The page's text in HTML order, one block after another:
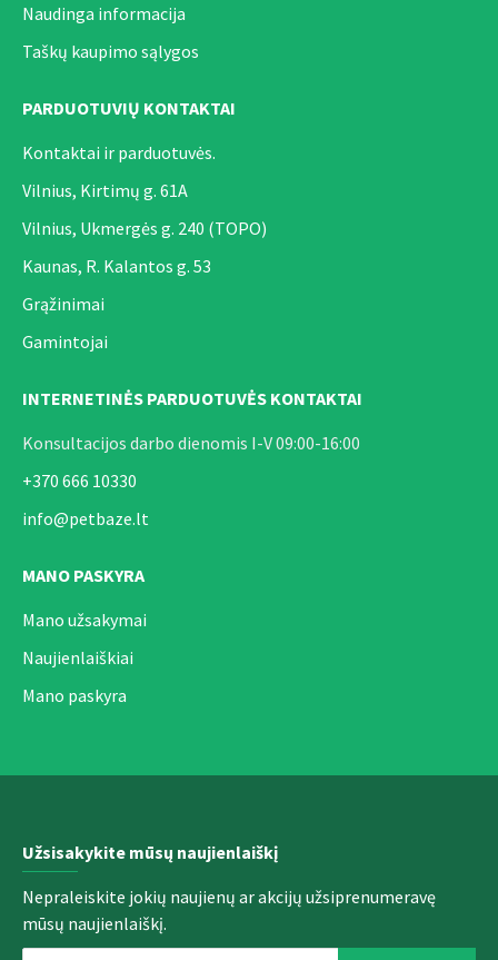
Naudinga informacija
Taškų kaupimo sąlygos
PARDUOTUVIŲ KONTAKTAI
Kontaktai ir parduotuvės.
Vilnius, Kirtimų g. 61A
Vilnius, Ukmergės g. 240 (TOPO)
Kaunas, R. Kalantos g. 53
Grąžinimai
Gamintojai
INTERNETINĖS PARDUOTUVĖS KONTAKTAI
Konsultacijos darbo dienomis I-V 09:00-16:00
+370 666 10330
info@petbaze.lt
MANO PASKYRA
Mano užsakymai
Naujienlaiškiai
Mano paskyra
Užsisakykite mūsų naujienlaiškį
Nepraleiskite jokių naujienų ar akcijų užsiprenumeravę
mūsų naujienlaiškį.